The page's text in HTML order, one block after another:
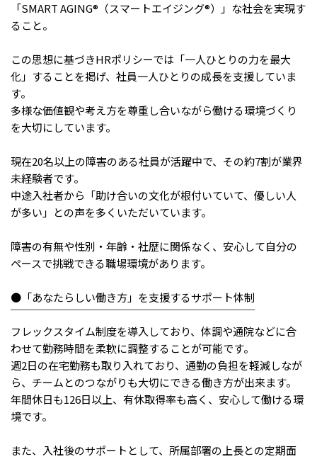
「SMART AGING®（スマートエイジング®）」な社会を実現す
ること。
この思想に基づきHRポリシーでは「一人ひとりの力を最大
化」することを掲げ、社員一人ひとりの成長を支援していま
す。
多様な価値観や考え方を尊重し合いながら働ける環境づくり
を大切にしています。
現在20名以上の障害のある社員が活躍中で、その約7割が業界
未経験者です。
中途入社者から「助け合いの文化が根付いていて、優しい人
が多い」との声を多くいただいています。
障害の有無や性別・年齢・社歴に関係なく、安心して自分の
ペースで挑戦できる職場環境があります。
●「あなたらしい働き方」を支援するサポート体制
￣￣￣￣￣￣￣￣￣￣￣￣￣￣￣￣￣￣￣￣￣￣￣
フレックスタイム制度を導入しており、体調や通院などに合
わせて勤務時間を柔軟に調整することが可能です。
週2日の在宅勤務も取り入れており、通勤の負担を軽減しなが
ら、チームとのつながりも大切にできる働き方が出来ます。
年間休日も126日以上、有休取得率も高く、安心して働ける環
境です。
また、入社後のサポートとして、所属部署の上長との定期面